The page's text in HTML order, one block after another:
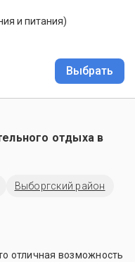
и питания)
Выбрать
отдыха в
Выборгский район
отличная возможность